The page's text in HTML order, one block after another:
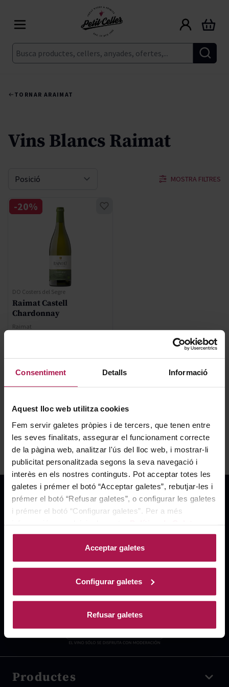
Consentiment Detalls Informació
Aquest lloc web utilitza cookies
Fem servir galetes pròpies i de tercers, que tenen entre
les seves finalitats, assegurar el funcionament correcte
de la pàgina web, analitzar l'ús del lloc web, i mostrar-li
publicitat personalitzada segons la seva navegació i
interès en els nostres continguts. Pot acceptar totes les
galetes i prémer el botó “Acceptar galetes”, rebutjar-les i
prémer el botó “Refusar galetes”, o configurar les galetes
i prémer el botó “Configurar galetes”. Per a més
Acceptar galetes
Configurar galetes
Refusar galetes
Cerca
Cart
TORNAR ARAIMAT
Vins Blancs Raimat
MOSTRA FILTRES
Sort By
DO Costers del Segre
Raimat Castell
Chardonnay
Raimat
Special Price
5,86 €
7,32 €
-20%
AFEGIR
Productes